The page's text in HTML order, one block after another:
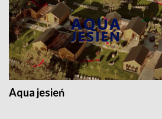
Aqua jesień